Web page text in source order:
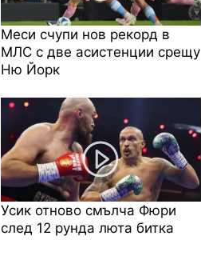
Меси счупи нов рекорд в
МЛС с две асистенции срещу
Ню Йорк
Усик отново смълча Фюри
след 12 рунда люта битка